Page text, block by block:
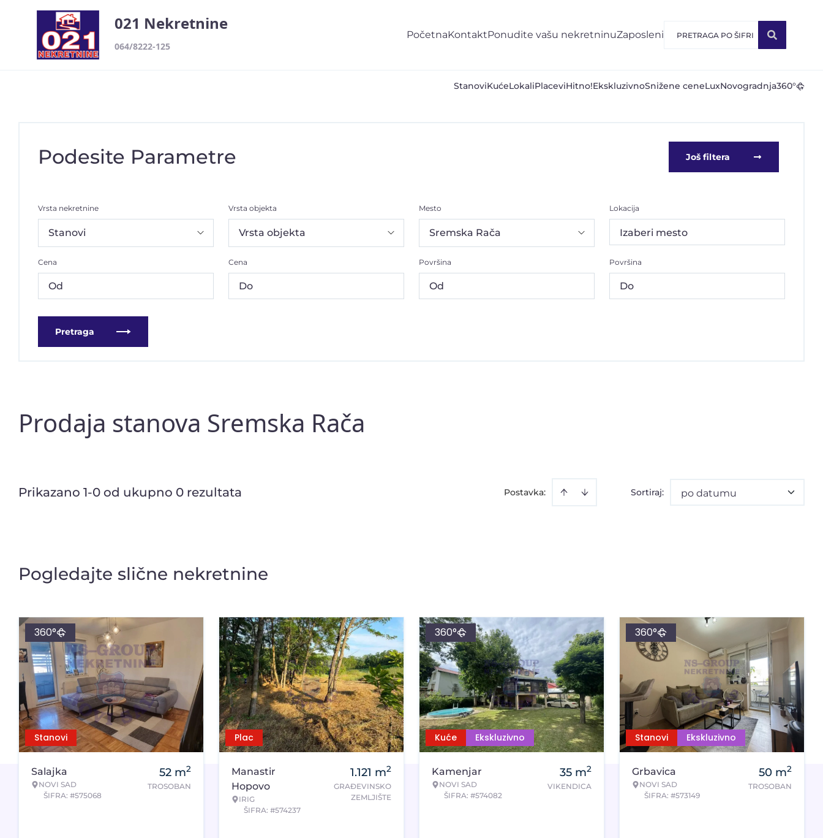
021 Nekretnine
064/8222-125
PočetnaKontaktPonudite vašu nekretninuZaposleni
StanoviKućeLokaliPlaceviHitno!EkskluzivnoSnižene ceneLuxNovogradnja360°
Podesite Parametre Još filtera
Vrsta nekretnine Vrsta objekta Mesto Lokacija
Izaberi mesto
Cena Cena Površina Površina
Pretraga
Prodaja stanova Sremska Rača
Prikazano 1-0 od ukupno 0 rezultata Postavka: Sortiraj: po datumu
Pogledajte slične nekretnine
Stanovi
360°
Salajka
NOVI SAD
ŠIFRA: #575068
52 m2
TROSOBAN
Plac
Manastir
Hopovo
IRIG
ŠIFRA: #574237
1.121 m2
GRAĐEVINSKO
ZEMLJIŠTE
Kuće Ekskluzivno
360°
Kamenjar
NOVI SAD
ŠIFRA: #574082
35 m2
VIKENDICA
Stanovi Ekskluzivno
360°
Grbavica
NOVI SAD
ŠIFRA: #573149
50 m2
TROSOBAN